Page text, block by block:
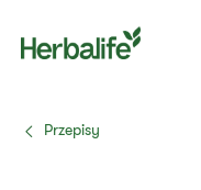
Przepisy